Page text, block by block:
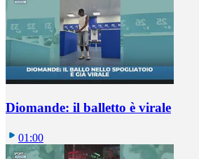
Diomande: il balletto è virale
01:00